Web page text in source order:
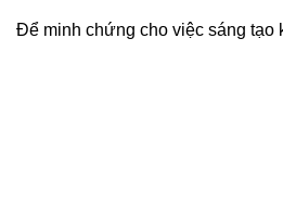
Để minh chứng cho việc sáng tạo